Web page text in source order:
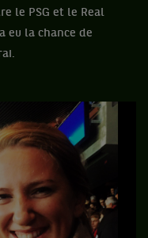
le PSG et le Real
eu la chance de